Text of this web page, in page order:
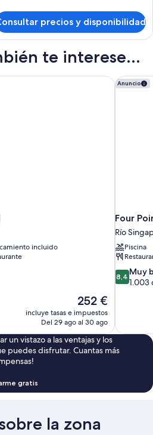
precios y disponibilidad
te interese...
incluido
El
precio
actual
de
252 €
252 €
incluye tasas e impuestos
Del 29 ago al 30 ago
Anuncio
Four
Río
Piscina
8.4
sobre
1.003
8,4 Muy
1.003
Four
un vistazo a las ventajas y los
puedes disfrutar. Cuantas más
gratis
la zona